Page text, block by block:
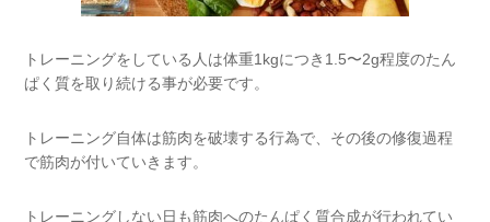
トレーニングをしている人は体重1kgにつき1.5〜2g程度のたん
ぱく質を取り続ける事が必要です。
トレーニング自体は筋肉を破壊する行為で、その後の修復過程
で筋肉が付いていきます。
トレーニングしない日も筋肉へのたんぱく質合成が行われてい